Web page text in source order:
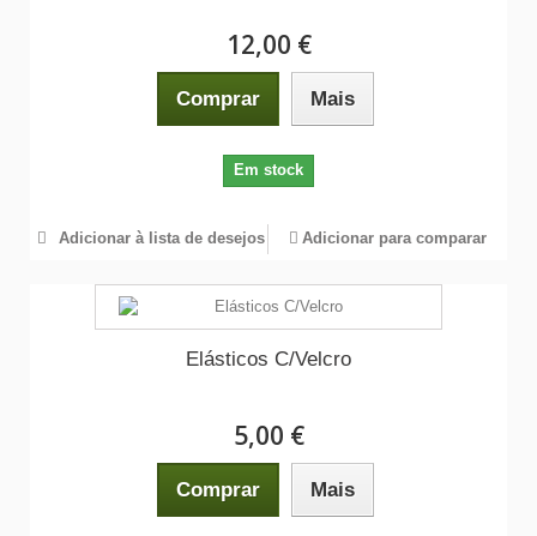
12,00 €
Comprar Mais
Em stock
Adicionar à lista de desejos Adicionar para comparar
Elásticos C/Velcro
5,00 €
Comprar Mais